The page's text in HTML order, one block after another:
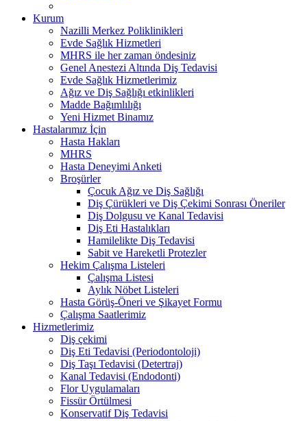
Kurum
Nazilli Merkez Poliklinikleri
Evde Sağlık Hizmetleri
MHRS ile her zaman öndesiniz
Genel Anestezi Altında Diş Tedavisi
Evde Sağlık Hizmetlerimiz
Ağız ve Diş Sağlığı etkinlikleri
Madde Bağımlılığı
Yeni Hizmet Binamız
Hastalarımız İçin
Hasta Hakları
MHRS
Hasta Deneyimi Anketi
Broşürler
Çocuk Ağız ve Diş Sağlığı
Diş Çürükleri ve Diş Çekimi Sonrası Öneriler
Diş Dolgusu ve Kanal Tedavisi
Diş Eti Hastalıkları
Hamilelikte Diş Tedavisi
Sabit ve Hareketli Protezler
Hekim Çalışma Listeleri
Çalışma Listesi
Aylık Nöbet Listeleri
Hasta Görüş-Öneri ve Şikayet Formu
Çalışma Saatlerimiz
Hizmetlerimiz
Diş çekimi
Diş Eti Tedavisi (Periodontoloji)
Diş Taşı Tedavisi (Detertraj)
Kanal Tedavisi (Endodonti)
Flor Uygulamaları
Fissür Örtülmesi
Konservatif Diş Tedavisi